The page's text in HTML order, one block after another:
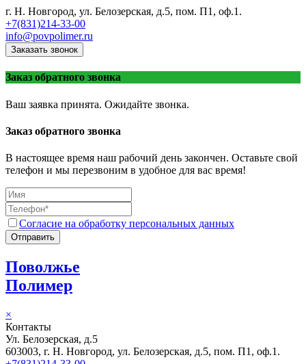
г. Н. Новгород, ул. Белозерская, д.5, пом. П1, оф.1.
+7(831)214-33-00
info@povpolimer.ru
Заказать звонок
Заказ обратного звонка
Ваш заявка принята. Ожидайте звонка.
Заказ обратного звонка
В настоящее время наш рабочий день закончен. Оставьте свой
телефон и мы перезвоним в удобное для вас время!
Согласие на обработку персональных данных
Отправить
Поволжье
Полимер
×
Контакты
Ул. Белозерская, д.5
603003, г. Н. Новгород, ул. Белозерская, д.5, пом. П1, оф.1.